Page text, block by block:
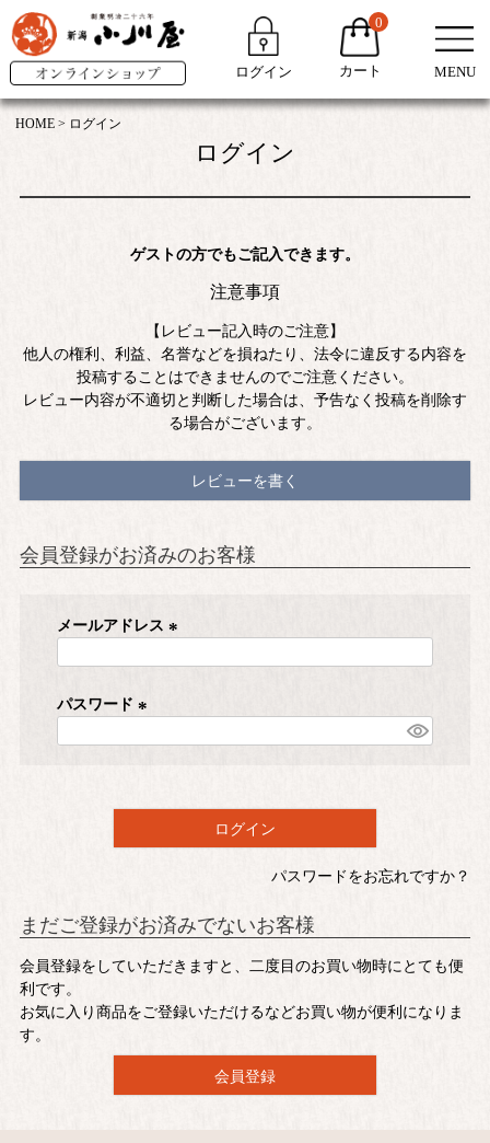
ログイン
0
カート MENU
HOME ログイン
ログイン
ゲストの方でもご記入できます。
注意事項
【レビュー記入時のご注意】
他人の権利、利益、名誉などを損ねたり、法令に違反する内容を
投稿することはできませんのでご注意ください。
レビュー内容が不適切と判断した場合は、予告なく投稿を削除す
る場合がございます。
レビューを書く
会員登録がお済みのお客様
メールアドレス
パスワード
ログイン
パスワードをお忘れですか？
まだご登録がお済みでないお客様
会員登録をしていただきますと、二度目のお買い物時にとても便
利です。
お気に入り商品をご登録いただけるなどお買い物が便利になりま
す。
会員登録